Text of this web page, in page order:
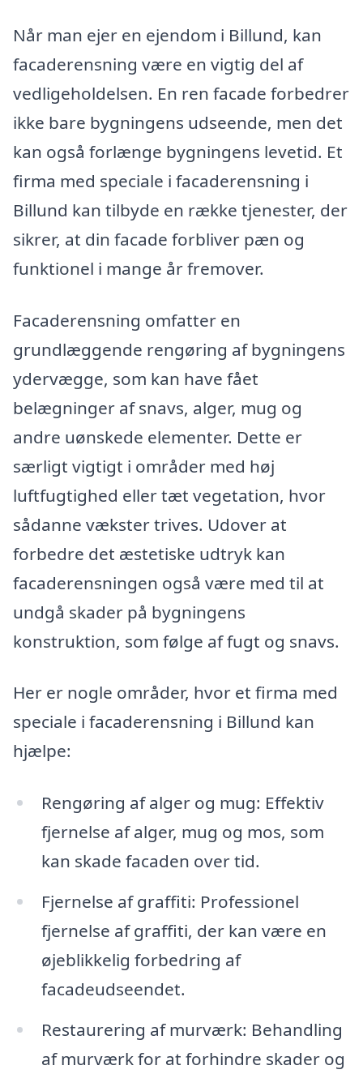
Når man ejer en ejendom i Billund, kan
facaderensning være en vigtig del af
vedligeholdelsen. En ren facade forbedrer
ikke bare bygningens udseende, men det
kan også forlænge bygningens levetid. Et
firma med speciale i facaderensning i
Billund kan tilbyde en række tjenester, der
sikrer, at din facade forbliver pæn og
funktionel i mange år fremover.
Facaderensning omfatter en
grundlæggende rengøring af bygningens
ydervægge, som kan have fået
belægninger af snavs, alger, mug og
andre uønskede elementer. Dette er
særligt vigtigt i områder med høj
luftfugtighed eller tæt vegetation, hvor
sådanne vækster trives. Udover at
forbedre det æstetiske udtryk kan
facaderensningen også være med til at
undgå skader på bygningens
konstruktion, som følge af fugt og snavs.
Her er nogle områder, hvor et firma med
speciale i facaderensning i Billund kan
hjælpe:
Rengøring af alger og mug: Effektiv
fjernelse af alger, mug og mos, som
kan skade facaden over tid.
Fjernelse af graffiti: Professionel
fjernelse af graffiti, der kan være en
øjeblikkelig forbedring af
facadeudseendet.
Restaurering af murværk: Behandling
af murværk for at forhindre skader og